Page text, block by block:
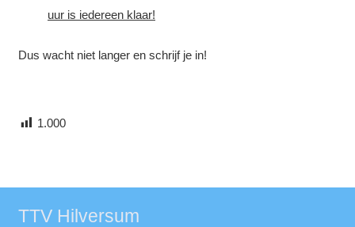
uur is iedereen klaar!
Dus wacht niet langer en schrijf je in!
1.000
TTV Hilversum